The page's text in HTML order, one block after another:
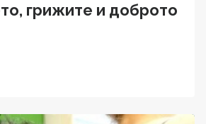
грижите и доброто